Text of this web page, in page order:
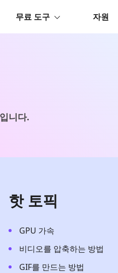
무료 도구 자원
니다.
핫 토픽
GPU 가속
비디오를 압축하는 방법
GIF를 만드는 방법